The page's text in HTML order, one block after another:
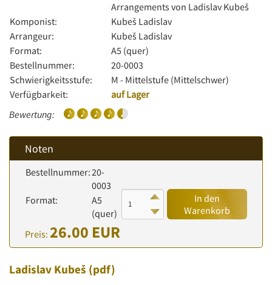
Arrangements von Ladislav Kubeš
Komponist:
Kubeš Ladislav
Arrangeur:
Kubeš Ladislav
Format:
A5 (quer)
Bestellnummer:
20-0003
Schwierigkeitsstufe:
M - Mittelstufe (Mittelschwer)
Verfügbarkeit:
auf Lager
Bewertung:
Noten
Bestellnummer:20-
0003
Format:
A5
(quer)
Preis: 26.00 EUR
In den
Warenkorb
Ladislav Kubeš (pdf)